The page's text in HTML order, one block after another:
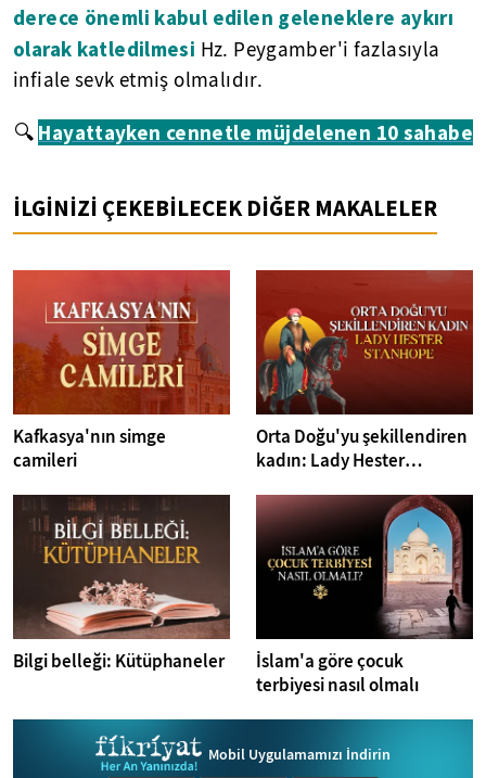
derece önemli kabul edilen geleneklere aykırı
olarak katledilmesi Hz. Peygamber'i fazlasıyla
infiale sevk etmiş olmalıdır.
🔍 Hayattayken cennetle müjdelenen 10 sahabe
İLGİNİZİ ÇEKEBİLECEK DİĞER MAKALELER
Kafkasya'nın simge
camileri
Orta Doğu'yu şekillendiren
kadın: Lady Hester
Bilgi belleği: Kütüphaneler
İslam'a göre çocuk
terbiyesi nasıl olmalı
Mobil Uygulamamızı İndirin